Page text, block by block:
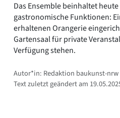
Das Ensemble beinhaltet
gastronomische Funktionen:
erhaltenen Orangerie
Gartensaal für private
Verfügung stehen.
Autor*in: Redaktion baukunst-nrw
Text zuletzt geändert am